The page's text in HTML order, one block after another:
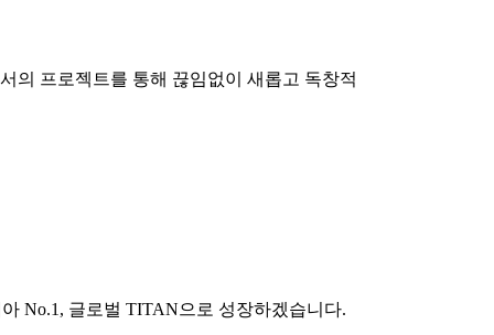
의 프로젝트를 통해 끊임없이 새롭고 독창적
No.1, 글로벌 TITAN으로 성장하겠습니다.